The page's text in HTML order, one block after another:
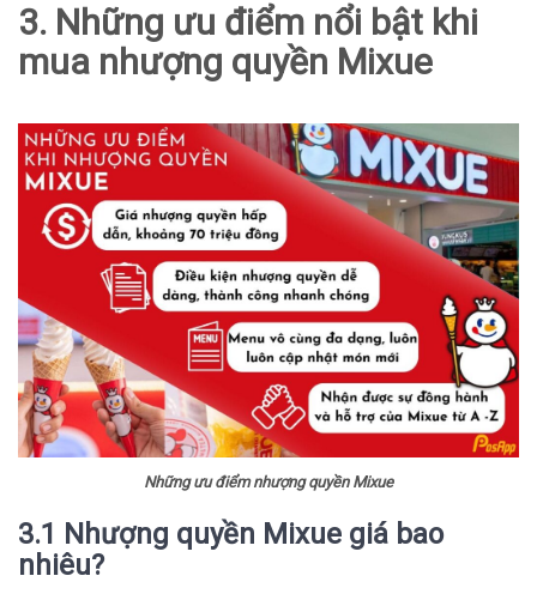
3. Những ưu điểm nổi bật khi
mua nhượng quyền Mixue
Những ưu điểm nhượng quyền Mixue
3.1 Nhượng quyền Mixue giá bao
nhiêu?